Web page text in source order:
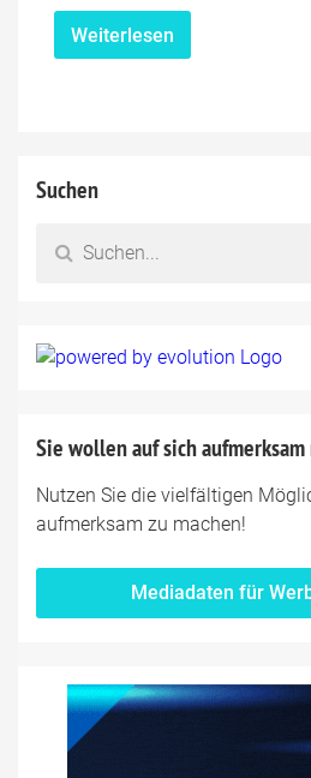
Weiterlesen
Suchen
Sie wollen auf sich aufmerksam
Nutzen Sie die vielfältigen
aufmerksam zu machen!
Mediadaten für